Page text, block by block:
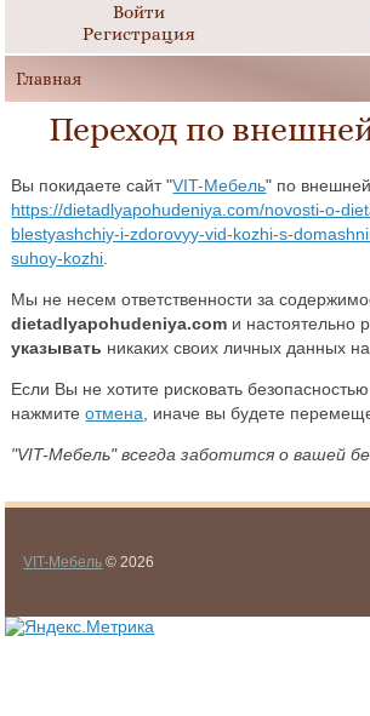
Войти
Регистрация
Переход по
Вы покидаете сайт "VIT-Мебель" по
https://dietadlyapohudeniya.com/novosti-o-
blestyashchiy-i-zdorovyy-vid-kozhi-s-
suhoy-kozhi
Мы не несем ответственности за
dietadlyapohudeniya.com и настоятельно
указывать никаких своих личных данных
Если Вы не хотите рисковать
нажмитеотмена , иначе вы будете
"VIT-Мебель" всегда заботится о вашей
VIT-Мебель © 2026